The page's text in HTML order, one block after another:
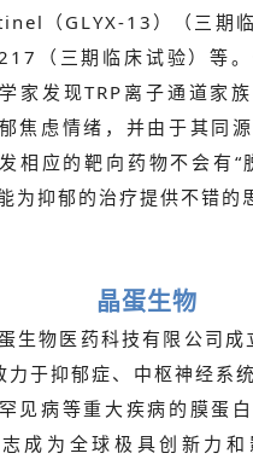
（GLYX-13）（三期临
（三期临床试验）等
家发现TRP离子通道家
焦虑情绪，并由于其同
相应的靶向药物不会有“
为抑郁的治疗提供不错的
晶蛋生物
生物医药科技有限公司
力于抑郁症、中枢神经系
见病等重大疾病的膜蛋
成为全球极具创新力和